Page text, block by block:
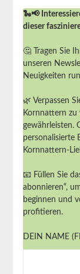
🐍📢
dieser
🤔 Tragen Sie
unseren
Neuigkeiten
🌿 Verpassen
Kornnattern zu
gewährleisten.
personalisierte
Kornnattern-
📧 Füllen Sie
abonnieren“,
beginnen und
profitieren.
DEIN NAME